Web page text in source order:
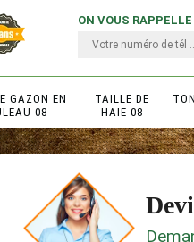
ON VOUS
GAZON EN
08
TAILLE DE
HAIE 08